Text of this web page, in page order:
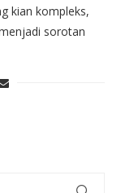
kian kompleks,
sorotan